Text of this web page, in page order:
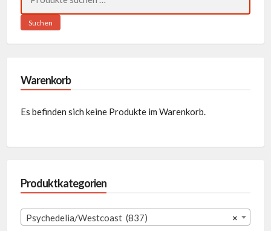
nach:
Suchen
Warenkorb
Es befinden sich keine Produkte im Warenkorb.
Produktkategorien
×
Psychedelia/Westcoast (837)